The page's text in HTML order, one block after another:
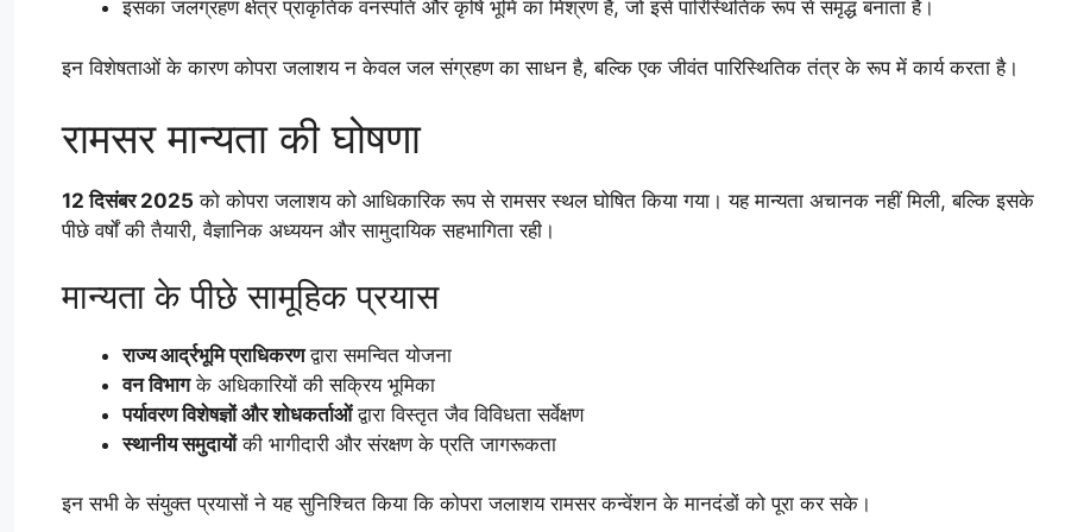
इसका जलग्रहण क्षेत्र प्राकृतिक वनस्पति और कृषि भूमि का मिश्रण है, जो इसे पारिस्थितिक रूप से समृद्ध बनाता है।
इन विशेषताओं के कारण कोपरा जलाशय न केवल जल संग्रहण का साधन है, बल्कि एक जीवंत पारिस्थितिक तंत्र के रूप में कार्य करता है।
रामसर मान्यता की घोषणा
12 दिसंबर 2025 को कोपरा जलाशय को आधिकारिक रूप से रामसर स्थल घोषित किया गया। यह मान्यता अचानक नहीं मिली, बल्कि इसके
पीछे वर्षों की तैयारी, वैज्ञानिक अध्ययन और सामुदायिक सहभागिता रही।
मान्यता के पीछे सामूहिक प्रयास
राज्य आर्द्रभूमि प्राधिकरणद्वारा समन्वित योजना
वन विभागके अधिकारियों की सक्रिय भूमिका
पर्यावरण विशेषज्ञों और शोधकर्ताओंद्वारा विस्तृत जैव विविधता सर्वेक्षण
स्थानीय समुदायोंकी भागीदारी और संरक्षण के प्रति जागरूकता
इन सभी के संयुक्त प्रयासों ने यह सुनिश्चित किया कि कोपरा जलाशय रामसर कन्वेंशन के मानदंडों को पूरा कर सके।